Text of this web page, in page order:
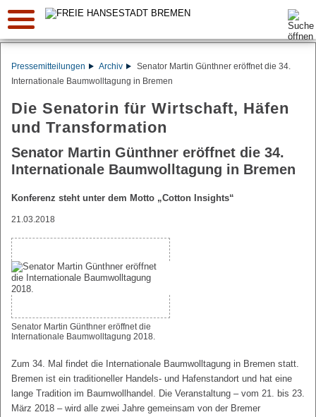
Suche:
Pressemitteilungen Archiv
Senator Martin Günthner eröffnet die 34.
Internationale Baumwolltagung in Bremen
Die Senatorin für Wirtschaft, Häfen
und Transformation
Senator Martin Günthner eröffnet die 34.
Internationale Baumwolltagung in Bremen
Konferenz steht unter dem Motto „Cotton Insights“
21.03.2018
Senator Martin Günthner eröffnet die
Internationale Baumwolltagung 2018.
Zum 34. Mal findet die Internationale Baumwolltagung in Bremen statt.
Bremen ist ein traditioneller Handels- und Hafenstandort und hat eine
lange Tradition im Baumwollhandel. Die Veranstaltung – vom 21. bis 23.
März 2018 – wird alle zwei Jahre gemeinsam von der Bremer